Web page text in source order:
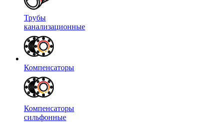
Трубы
канализационные
Компенсаторы
Компенсаторы
сильфонные